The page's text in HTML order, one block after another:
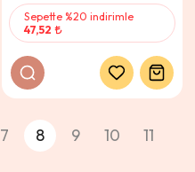
Sepette %20 indirimle
47,52
7 8 9 10
11